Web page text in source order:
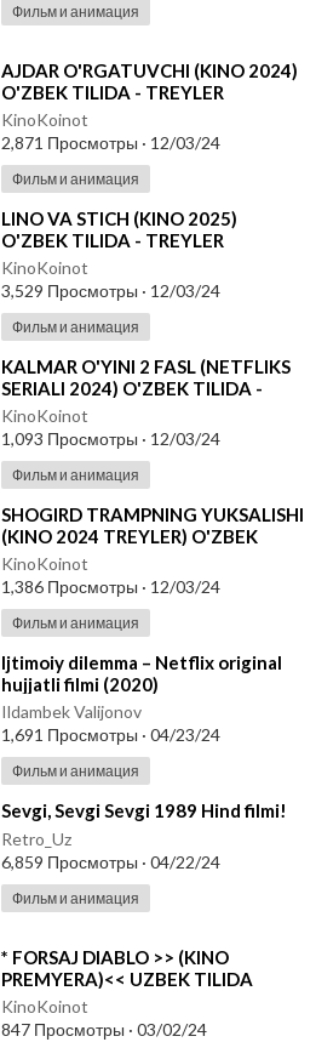
Фильм и анимация
⁣AJDAR O'RGATUVCHI (KINO 2024)
O'ZBEK TILIDA - TREYLER
KinoKoinot
2,871 Просмотры · 12/03/24
Фильм и анимация
⁣LINO VA STICH (KINO 2025)
O'ZBEK TILIDA - TREYLER
KinoKoinot
3,529 Просмотры · 12/03/24
Фильм и анимация
⁣KALMAR O'YINI 2 FASL (NETFLIKS
SERIALI 2024) O'ZBEK TILIDA -
TREYLER
KinoKoinot
1,093 Просмотры · 12/03/24
Фильм и анимация
⁣SHOGIRD TRAMPNING YUKSALISHI
(KINO 2024 TREYLER) O'ZBEK
TILIDA
KinoKoinot
1,386 Просмотры · 12/03/24
Фильм и анимация
⁣Ijtimoiy dilemma – Netflix original
hujjatli filmi (2020)
Ildambek Valijonov
1,691 Просмотры · 04/23/24
Фильм и анимация
⁣Sevgi, Sevgi Sevgi 1989 Hind filmi!
Retro_Uz
6,859 Просмотры · 04/22/24
Фильм и анимация
⁣* FORSAJ DIABLO >> (KINO
PREMYERA)<< UZBEK TILIDA
KinoKoinot
847 Просмотры · 03/02/24